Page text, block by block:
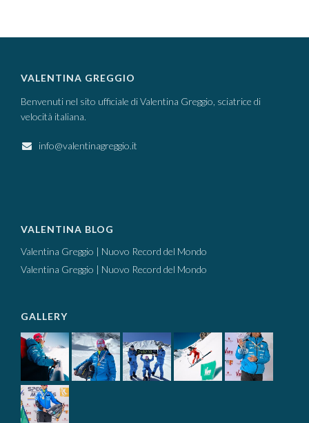
VALENTINA GREGGIO
Benvenuti nel sito ufficiale di Valentina Greggio, sciatrice di
velocità italiana.
info@valentinagreggio.it
VALENTINA BLOG
Valentina Greggio | Nuovo Record del Mondo
Valentina Greggio | Nuovo Record del Mondo
GALLERY